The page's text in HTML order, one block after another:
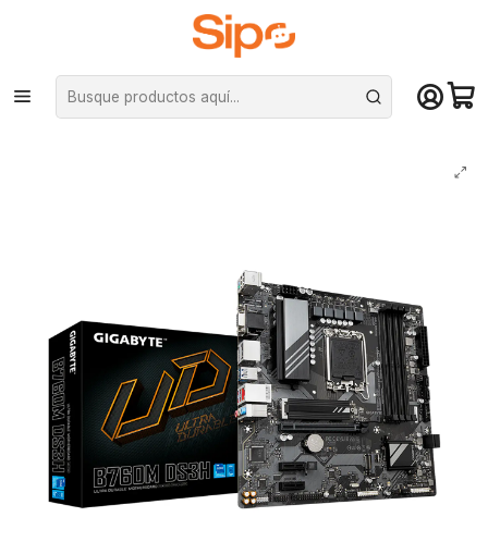
¡Compra hasta mediodía y recibe hoy! De lunes a sábado en el gran
Santiago. Envío gratis desde $29.990
Inicio Componentes PC Placas Madre Intel LGA 1700
Placa Madre Gigabyte B760M DS3H LGA1700, DDR5, M.2, microATX